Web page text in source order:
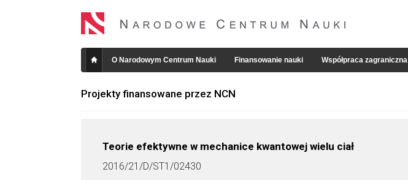
O Narodowym Centrum Nauki Finansowanie nauki Współpraca zagraniczna
Projekty finansowane przez NCN
Teorie efektywne w mechanice kwantowej wielu ciał
2016/21/D/ST1/02430